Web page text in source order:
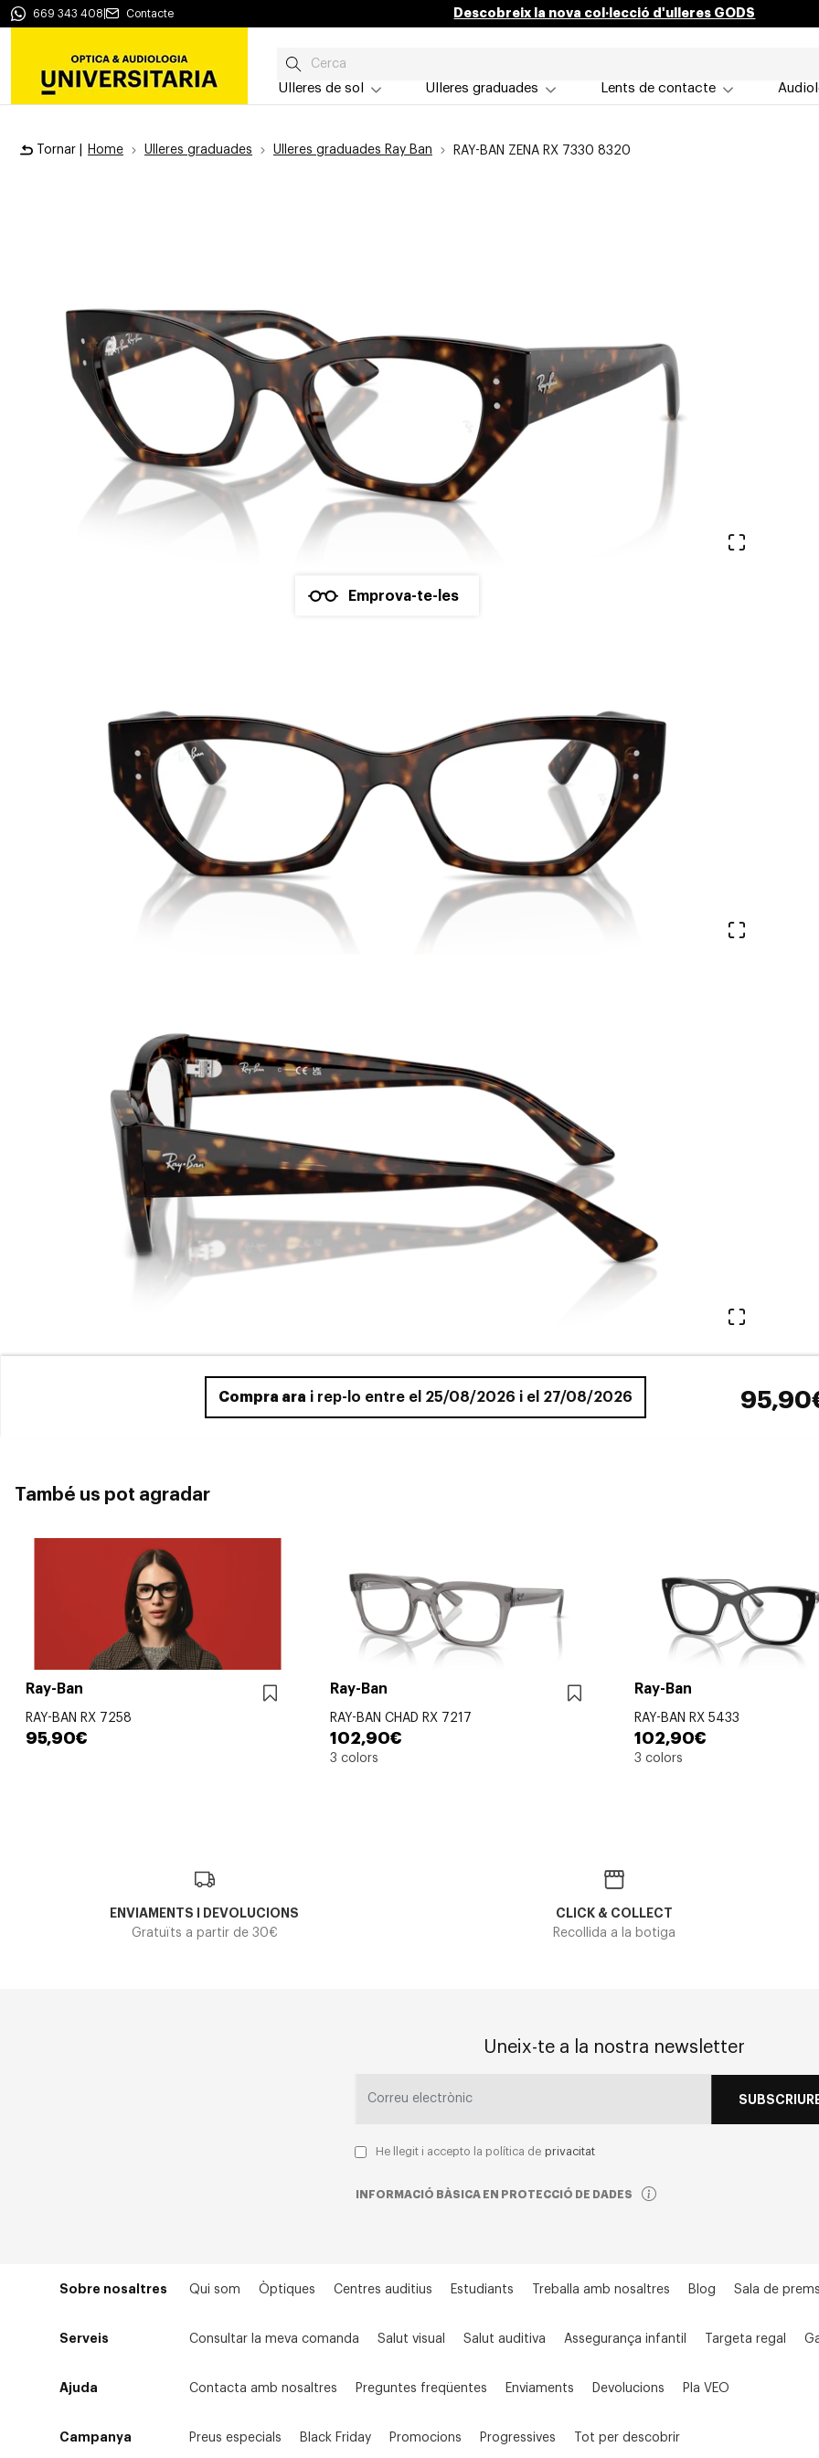
669 343 408 Contacte Descobreix la nova col·lecció d'ulleres GODS
Ulleres de sol Ulleres graduades Lents de contacte
Tornar | Home Ulleres graduades Ulleres graduades Ray Ban RAY-BAN ZENA RX 7330 8320
Emprova-te-les
Veure en
Veure en
Veure en
Compra ara i rep-lo entre el 25/08/2026 i el 27/08/2026
També us pot agradar
Ray-Ban
RAY-BAN RX 7258
95,90€
Ray-Ban
RAY-BAN CHAD RX 7217
102,90€
3 colors
Ray-Ban
RAY-BAN RX 5433
102,90€
3 colors
ENVIAMENTS I DEVOLUCIONS
Gratuïts a partir de 30€
CLICK & COLLECT
Recollida a la botiga
Uneix-te a la nostra newsletter
He llegit i accepto la política de privacitat
INFORMACIÓ BÀSICA EN PROTECCIÓ DE DADES
Sobre nosaltres Qui som Òptiques Centres auditius Estudiants Treballa amb nosaltres Blog Sala de
Serveis Consultar la meva comanda Salut visual Salut auditiva Assegurança infantil Targeta regal
Ajuda Contacta amb nosaltres Preguntes freqüentes Enviaments Devolucions Pla VEO
Campanya Preus especials Black Friday Promocions Progressives Tot per descobrir